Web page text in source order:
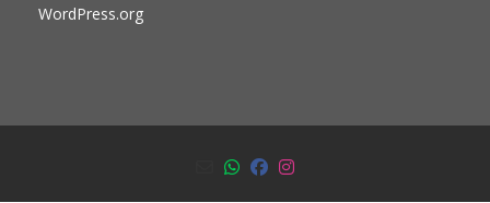
WordPress.org